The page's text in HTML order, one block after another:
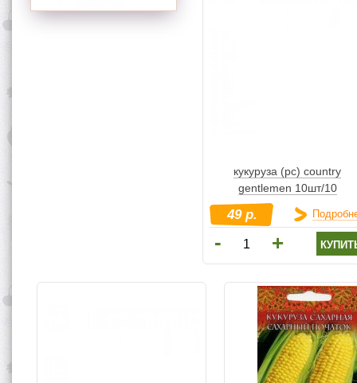
кукуруза (рс) country
gentlemen 10шт/10
49 р.
- +